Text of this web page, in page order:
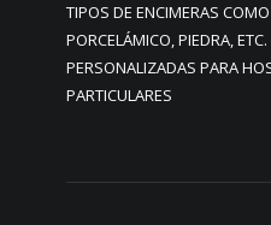
TIPOS DE ENCIMERAS
PORCELÁMICO, PIEDRA,
PERSONALIZADAS PARA
PARTICULARES